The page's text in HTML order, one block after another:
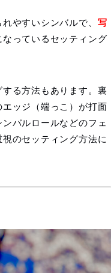
やすいシンバルで、 写
なっているセッティング
る方法もあります。裏
ッジ（端っこ）が打面
バルロールなどのフェ
のセッティング方法に